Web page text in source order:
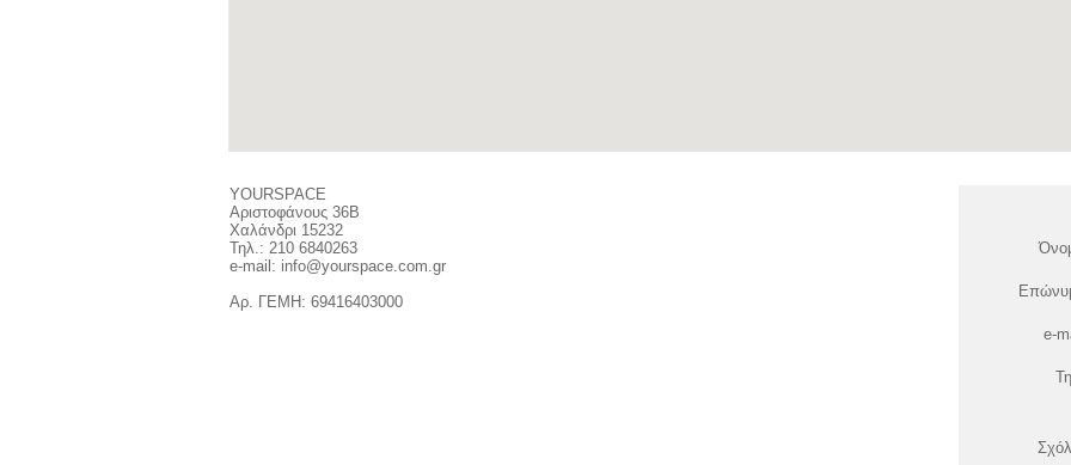
YOURSPACE
Αριστοφάνους 36Β
Χαλάνδρι 15232
Τηλ.: 210 6840263
e-mail: info@yourspace.com.gr
Αρ. ΓΕΜΗ: 69416403000
e-